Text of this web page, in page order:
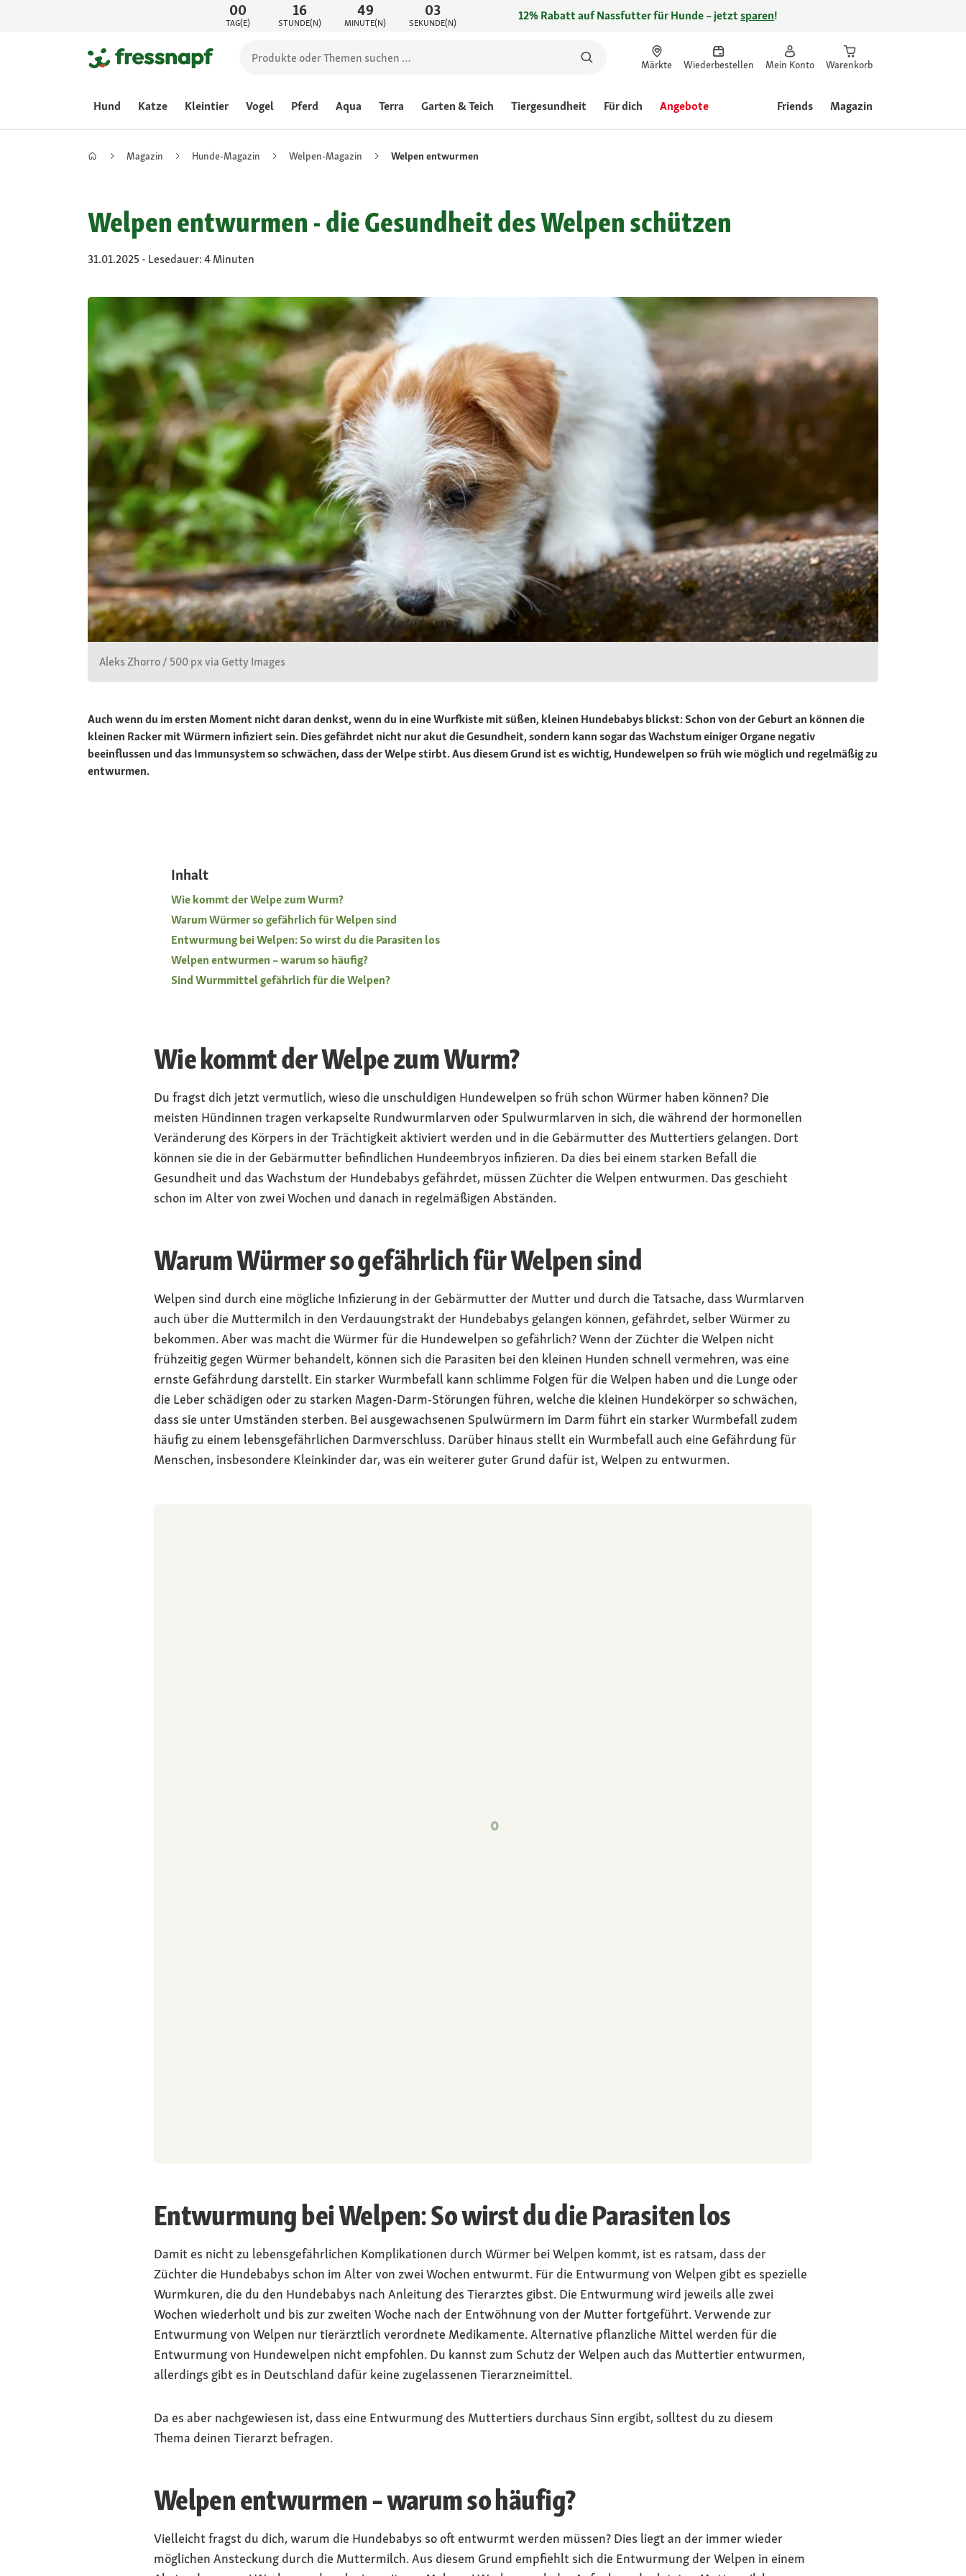
00
TAG(E)
16
STUNDE(N)
49
MINUTE(N)
03
SEKUNDE(N) 12% Rabatt auf Nassfutter für Hunde – jetztsparen!
Märkte Wiederbestellen Mein Konto Warenkorb
Hund Katze Kleintier Vogel Pferd Aqua Terra Garten & Teich Tiergesundheit Für dich Angebote Friends Magazin
Magazin Hunde-Magazin Welpen-Magazin Welpen entwurmen
Welpen entwurmen - die Gesundheit des Welpen schützen
31.01.2025 - Lesedauer: 4 Minuten
Aleks Zhorro / 500 px via Getty Images
Auch wenn du im ersten Moment nicht daran denkst, wenn du in eine Wurfkiste mit süßen, kleinen Hundebabys blickst: Schon von der Geburt an können die
kleinen Racker mit Würmern infiziert sein. Dies gefährdet nicht nur akut die Gesundheit, sondern kann sogar das Wachstum einiger Organe negativ
beeinflussen und das Immunsystem so schwächen, dass der Welpe stirbt. Aus diesem Grund ist es wichtig, Hundewelpen so früh wie möglich und regelmäßig zu
entwurmen.
Inhalt
Wie kommt der Welpe zum Wurm?
Warum Würmer so gefährlich für Welpen sind
Entwurmung bei Welpen: So wirst du die Parasiten los
Welpen entwurmen – warum so häufig?
Sind Wurmmittel gefährlich für die Welpen?
Wie kommt der Welpe zum Wurm?
Du fragst dich jetzt vermutlich, wieso die unschuldigen Hundewelpen so früh schon Würmer haben können? Die
meisten Hündinnen tragen verkapselte Rundwurmlarven oder Spulwurmlarven in sich, die während der hormonellen
Veränderung des Körpers in der Trächtigkeit aktiviert werden und in die Gebärmutter des Muttertiers gelangen. Dort
können sie die in der Gebärmutter befindlichen Hundeembryos infizieren. Da dies bei einem starken Befall die
Gesundheit und das Wachstum der Hundebabys gefährdet, müssen Züchter die Welpen entwurmen. Das geschieht
schon im Alter von zwei Wochen und danach in regelmäßigen Abständen.
Warum Würmer so gefährlich für Welpen sind
Welpen sind durch eine mögliche Infizierung in der Gebärmutter der Mutter und durch die Tatsache, dass Wurmlarven
auch über die Muttermilch in den Verdauungstrakt der Hundebabys gelangen können, gefährdet, selber Würmer zu
bekommen. Aber was macht die Würmer für die Hundewelpen so gefährlich? Wenn der Züchter die Welpen nicht
frühzeitig gegen Würmer behandelt, können sich die Parasiten bei den kleinen Hunden schnell vermehren, was eine
ernste Gefährdung darstellt. Ein starker Wurmbefall kann schlimme Folgen für die Welpen haben und die Lunge oder
die Leber schädigen oder zu starken Magen-Darm-Störungen führen, welche die kleinen Hundekörper so schwächen,
dass sie unter Umständen sterben. Bei ausgewachsenen Spulwürmern im Darm führt ein starker Wurmbefall zudem
häufig zu einem lebensgefährlichen Darmverschluss. Darüber hinaus stellt ein Wurmbefall auch eine Gefährdung für
Menschen, insbesondere Kleinkinder dar, was ein weiterer guter Grund dafür ist, Welpen zu entwurmen.
Entwurmung bei Welpen: So wirst du die Parasiten los
Damit es nicht zu lebensgefährlichen Komplikationen durch Würmer bei Welpen kommt, ist es ratsam, dass der
Züchter die Hundebabys schon im Alter von zwei Wochen entwurmt. Für die Entwurmung von Welpen gibt es spezielle
Wurmkuren, die du den Hundebabys nach Anleitung des Tierarztes gibst. Die Entwurmung wird jeweils alle zwei
Wochen wiederholt und bis zur zweiten Woche nach der Entwöhnung von der Mutter fortgeführt. Verwende zur
Entwurmung von Welpen nur tierärztlich verordnete Medikamente. Alternative pflanzliche Mittel werden für die
Entwurmung von Hundewelpen nicht empfohlen. Du kannst zum Schutz der Welpen auch das Muttertier entwurmen,
allerdings gibt es in Deutschland dafür keine zugelassenen Tierarzneimittel.
Da es aber nachgewiesen ist, dass eine Entwurmung des Muttertiers durchaus Sinn ergibt, solltest du zu diesem
Thema deinen Tierarzt befragen.
Welpen entwurmen – warum so häufig?
Vielleicht fragst du dich, warum die Hundebabys so oft entwurmt werden müssen? Dies liegt an der immer wieder
möglichen Ansteckung durch die Muttermilch. Aus diesem Grund empfiehlt sich die Entwurmung der Welpen in einem